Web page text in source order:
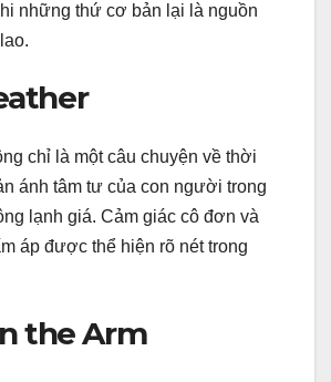
những thứ cơ bản lại là nguồn
chỉ là một câu chuyện về thời
ánh tâm tư của con người trong
lạnh giá. Cảm giác cô đơn và
áp được thể hiện rõ nét trong
the Arm